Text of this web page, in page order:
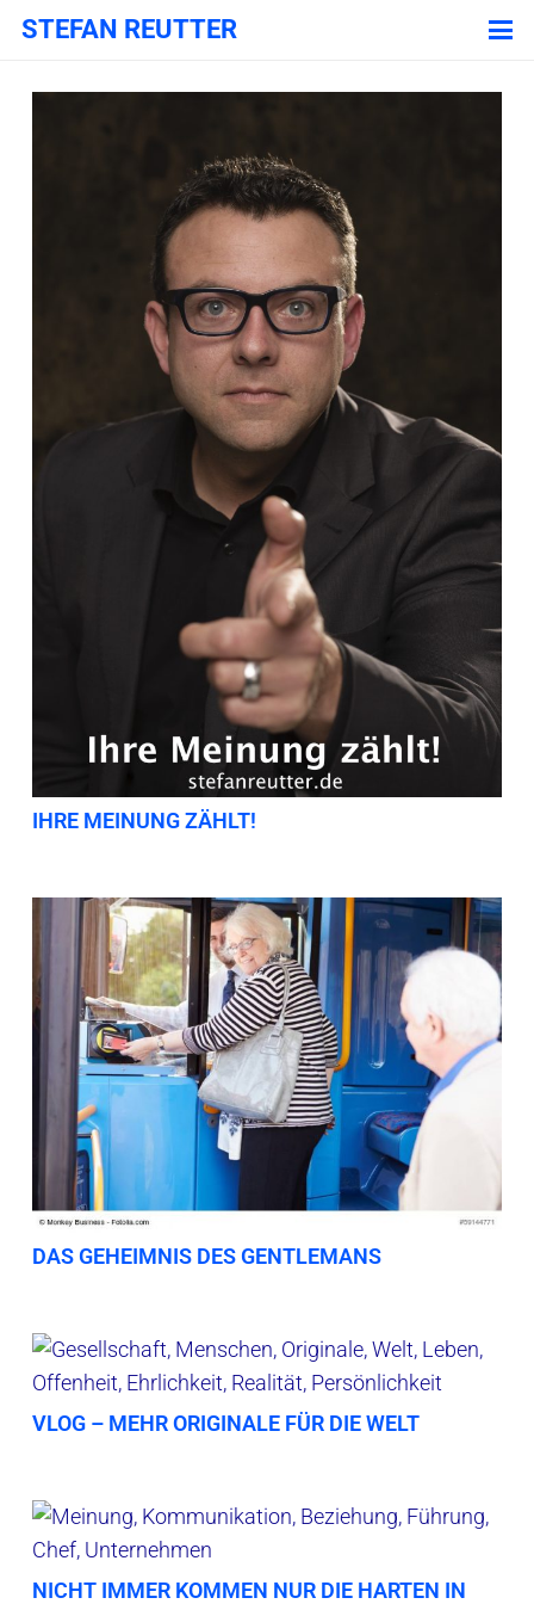
STEFAN REUTTER
IHRE MEINUNG ZÄHLT!
DAS GEHEIMNIS DES GENTLEMANS
VLOG – MEHR ORIGINALE FÜR DIE WELT
NICHT IMMER KOMMEN NUR DIE HARTEN IN